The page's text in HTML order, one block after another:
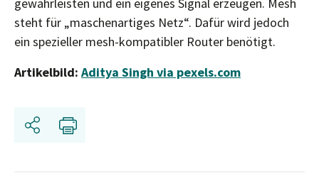
steht für „maschenartiges Netz“. Dafür wird jedoch
ein spezieller mesh-kompatibler Router benötigt.
Artikelbild: Aditya Singh via pexels.com
Teilen